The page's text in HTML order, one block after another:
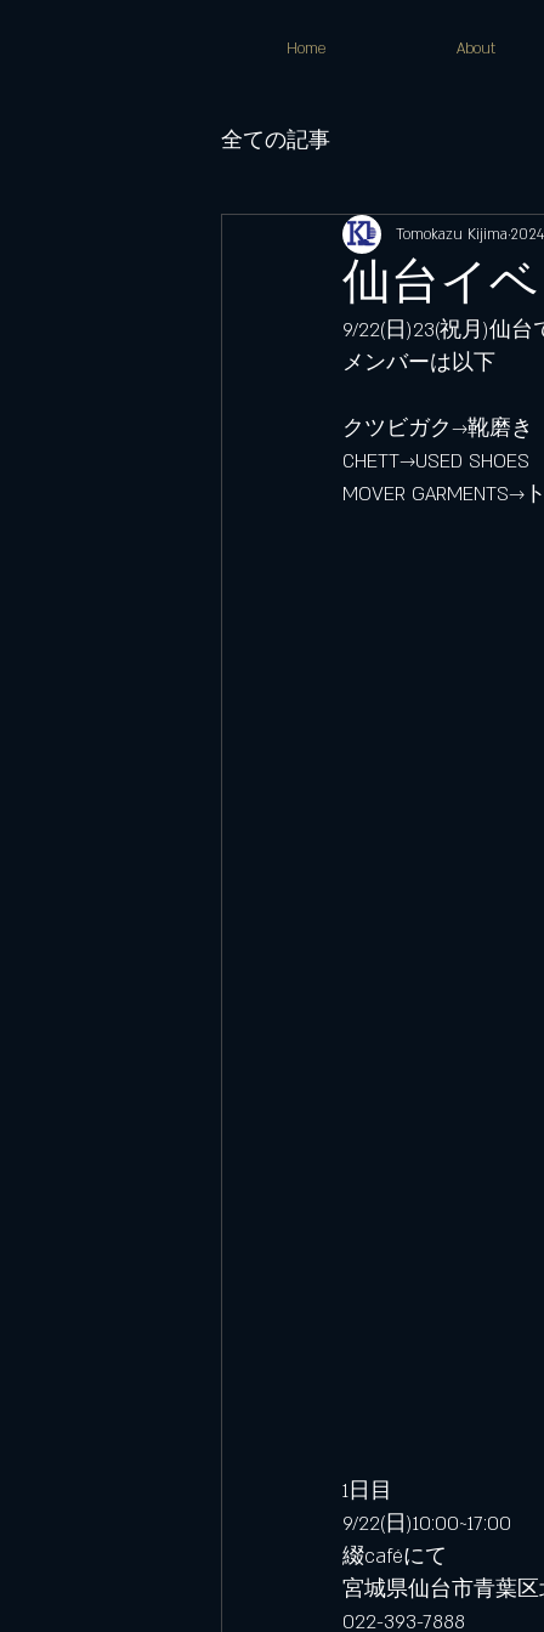
Home About
全ての記事
仙台イ
Tomokazu Kijima
9/22(日)23(祝月)仙
メンバーは以下
クツビガク→靴磨き
CHETT→USED
MOVER
1日目
9/22(日)10:00~17:00
綴caféにて
宮城県仙台市青葉区
022-393-7888